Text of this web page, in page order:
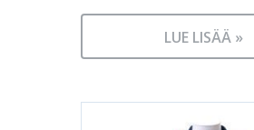
LUE LISÄÄ »